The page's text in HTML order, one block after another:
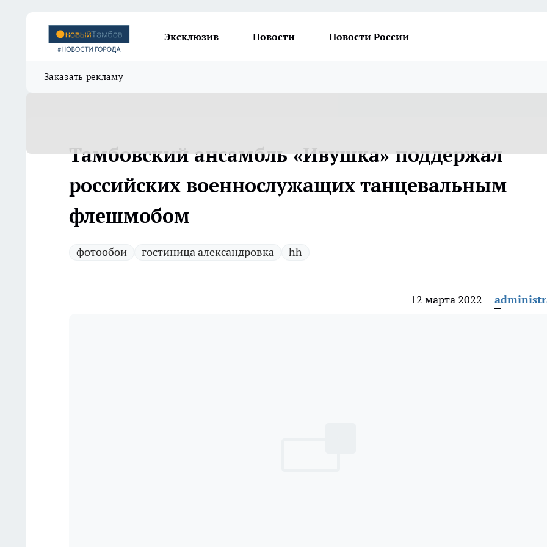
Эксклюзив Новости Новости России
Заказать рекламу
Тамбовский ансамбль «Ивушка» поддержал
российских военнослужащих танцевальным
флешмобом
фотообои гостиница александровка hh
12 марта 2022